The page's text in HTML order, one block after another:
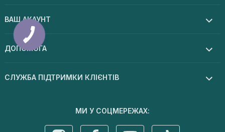
ВАШ АКАУНТ
ДОПОМОГА
СЛУЖБА ПІДТРИМКИ КЛІЄНТІВ
МИ У СОЦМЕРЕЖАХ: